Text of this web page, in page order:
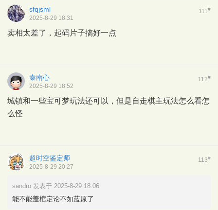
111#
sfqjsml
2025-8-29 18:31
卖相太差了，起码片子搞好一点
112#
秦南心
2025-8-29 18:52
城镇和一些宝可梦玩法还可以，但是自走棋主玩法怎么看怎
么怪
113#
超时空鉴定师
2025-8-29 20:27
sandro 发表于 2025-8-29 18:06
能不能盖棺定论不如蓝原了